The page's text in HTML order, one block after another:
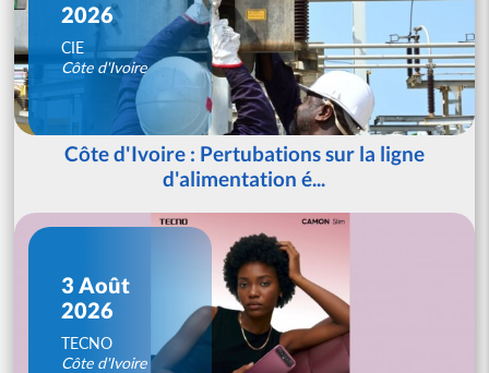
2026
CIE
Côte d'Ivoire
Côte d'Ivoire : Pertubations sur la ligne
d'alimentation é...
3 Août
2026
TECNO
Côte d'Ivoire